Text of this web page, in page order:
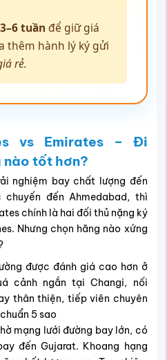
tuần để giữ giá
thêm hành lý ký gửi
rẻ.
vs Emirates – Đi
nào tốt hơn?
nghiệm bay chất lượng đến
đến Ahmedabad, thì
chính là hai đối thủ nặng ký
Nhưng chọn hãng nào xứng
được đánh giá cao hơn ở
cảnh ngắn tại Changi, nối
thân thiện, tiếp viên chuyên
5 sao
mạng lưới đường bay lớn, có
đến Gujarat. Khoang hạng